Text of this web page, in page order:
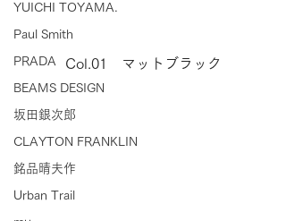
YUICHI TOYAMA.
Paul Smith
PRADA
BEAMS DESIGN
坂田銀次郎
CLAYTON FRANKLIN
銘品晴夫作
Urban Trail
Col.01　マットブラック